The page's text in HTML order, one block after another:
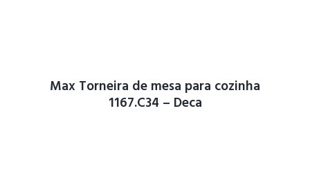
Max Torneira de mesa para cozinha
1167.C34 – Deca